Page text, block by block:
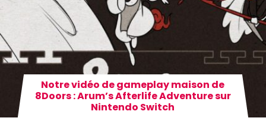
Notre vidéo de gameplay maison de
8Doors : Arum’s Afterlife Adventure sur
Nintendo Switch